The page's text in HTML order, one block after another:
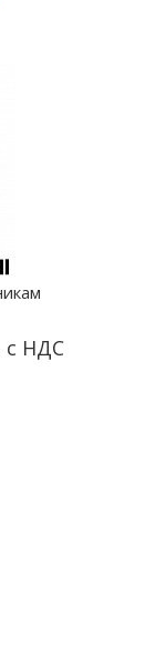
с НДС